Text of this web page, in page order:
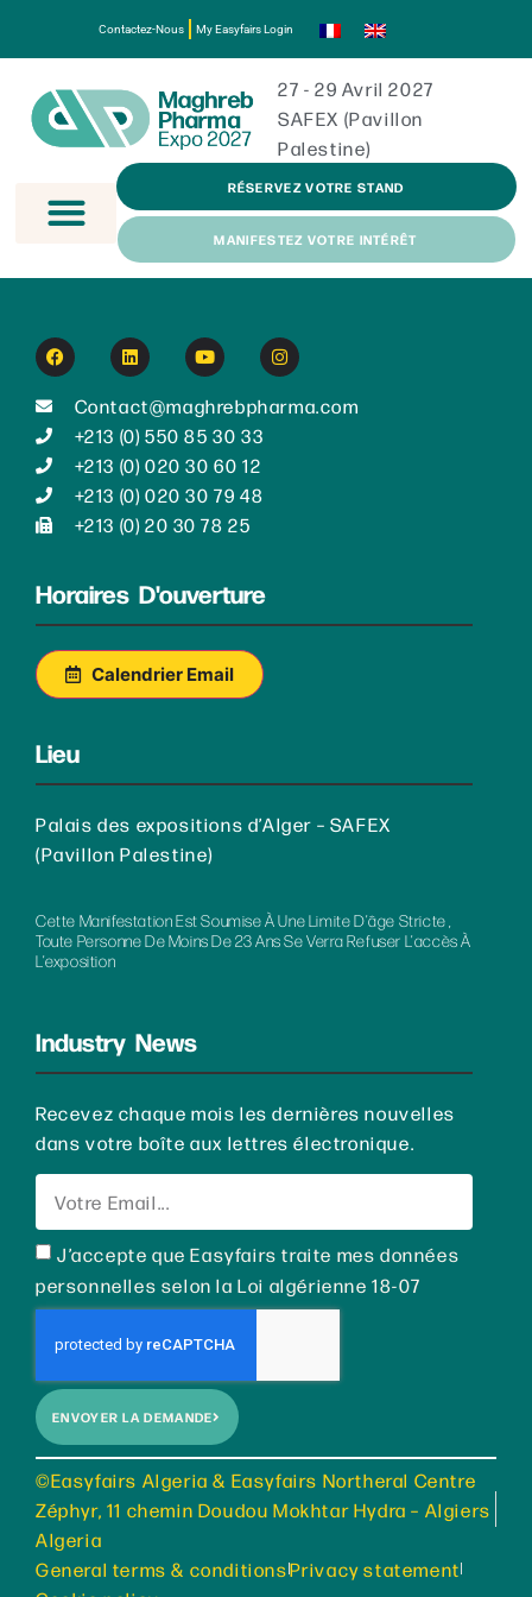
Contactez-Nous My Easyfairs Login
27 - 29 Avril 2027
SAFEX (Pavillon
Palestine)
RÉSERVEZ VOTRE STAND
MANIFESTEZ VOTRE INTÉRÊT
Contact@maghrebpharma.com
+213 (0) 550 85 30 33
+213 (0) 020 30 60 12
+213 (0) 020 30 79 48
+213 (0) 20 30 78 25
Horaires D'ouverture
Calendrier Email
Lieu
Palais des expositions d’Alger – SAFEX
(Pavillon Palestine)
Cette Manifestation Est Soumise À Une Limite D’âge Stricte ,
Toute Personne De Moins De 23 Ans Se Verra Refuser L’accès À
L’exposition
Industry News
Recevez chaque mois les dernières nouvelles
dans votre boîte aux lettres électronique.
J’accepte que Easyfairs traite mes données
personnelles selon la Loi algérienne 18-07
ENVOYER LA DEMANDE
©Easyfairs Algeria & Easyfairs Northeral Centre
Zéphyr, 11 chemin Doudou Mokhtar Hydra – Algiers
Algeria
General terms & conditionsPrivacy statement